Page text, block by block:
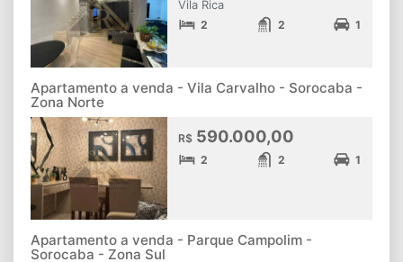
Vila Rica
2 2 1
Apartamento a venda - Vila Carvalho - Sorocaba -
Zona Norte
R$ 590.000,00
2 2 1
Apartamento a venda - Parque Campolim -
Sorocaba - Zona Sul